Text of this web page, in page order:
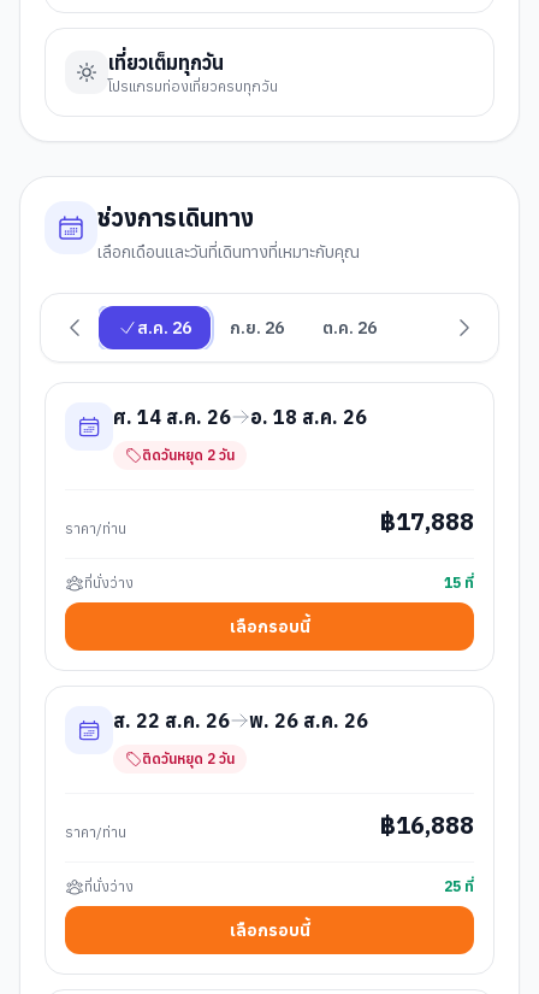
เที่ยวเต็มทุกวัน
โปรแกรมท่องเที่ยวครบทุกวัน
ช่วงการเดินทาง
เลือกเดือนและวันที่เดินทางที่เหมาะกับคุณ
ส.ค. 26 ก.ย. 26 ต.ค. 26
ศ. 14 ส.ค. 26 อ. 18 ส.ค. 26
ติดวันหยุด 2 วัน
ราคา/ท่าน ฿17,888
ที่นั่งว่าง 15 ที่
เลือกรอบนี้
ส. 22 ส.ค. 26 พ. 26 ส.ค. 26
ติดวันหยุด 2 วัน
ราคา/ท่าน ฿16,888
ที่นั่งว่าง 25 ที่
เลือกรอบนี้